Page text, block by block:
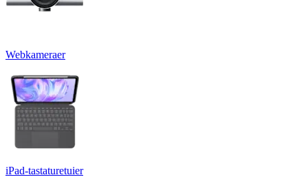
Webkameraer
iPad-tastaturetuier